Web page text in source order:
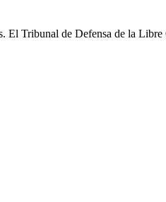
El Tribunal de Defensa de la Libre